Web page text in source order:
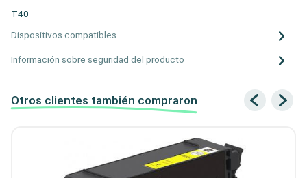
T40
Dispositivos compatibles
Información sobre seguridad del producto
Otros clientes también compraron